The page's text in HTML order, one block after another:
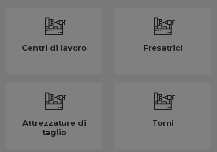
Centri di lavoro Fresatrici
Attrezzature di
taglio
Torni